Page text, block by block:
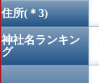
住所(＊3)
神社名ランキン
グ